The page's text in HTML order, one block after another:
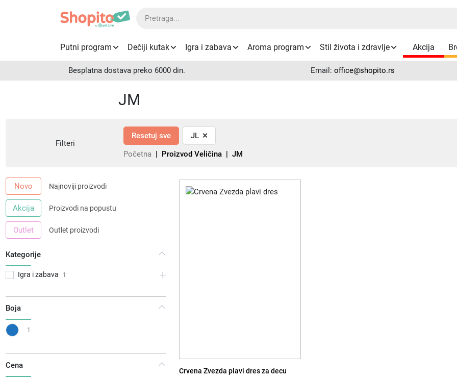
Products
Putni program Dečiji kutak Igra i zabava Aroma program Stil života i zdravlje Akcija
Besplatna dostava preko 6000 din. Email: office@shopito.rs
JM
Filteri
Resetuj sve JL ×
Početna| Proizvod Veličina | JM
Novo Najnoviji proizvodi
Akcija Proizvodi na popustu
Outlet Outlet proizvodi
Kategorije
Igra i zabava 1
Boja
1
Cena
Crvena Zvezda plavi dres za decu